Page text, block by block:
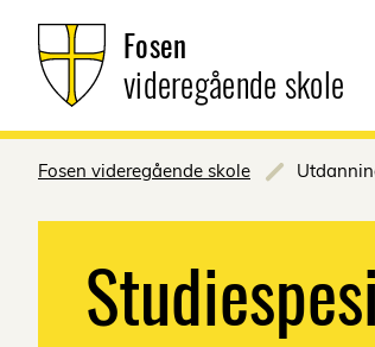
Fosen
videregående skole
Fosen videregående skole